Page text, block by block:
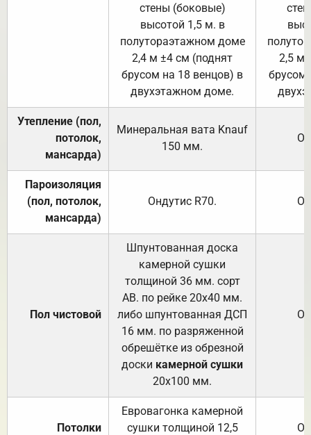
стены (боковые)
высотой 1,5 м. в
полутораэтажном доме
2,4 м ±4 см (поднят
брусом на 18 венцов) в
двухэтажном доме.
2,5 м
брусом
Утепление (пол,
потолок,
мансарда)
Минеральная вата Knauf
150 мм.
Пароизоляция
(пол, потолок,
мансарда)
Ондутис R70.
Пол чистовой
Шпунтованная доска
камерной сушки
толщиной 36 мм. сорт
АВ. по рейке 20х40 мм.
либо шпунтованная ДСП
16 мм. по разряженной
обрешётке из обрезной
доски камерной сушки
20х100 мм.
Потолки
Евровагонка камерной
сушки толщиной 12,5